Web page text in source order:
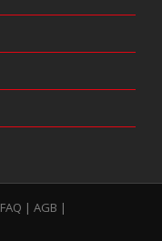
FAQ | AGB |